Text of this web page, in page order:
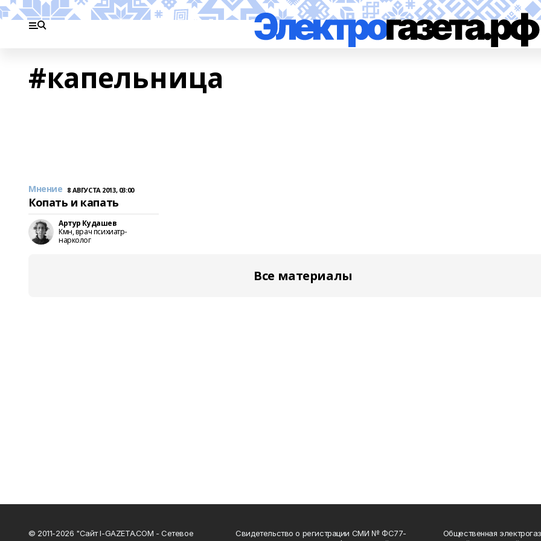
#капельница
Мнение 8 АВГУСТА 2013, 03:00
Копать и капать
Артур Кудашев
Кмн, врач психиатр-
нарколог
Все материалы
© 2011-2026 "Сайт I-GAZETA.COM - Сетевое
Свидетельство о регистрации СМИ № ФС77-
Общественная